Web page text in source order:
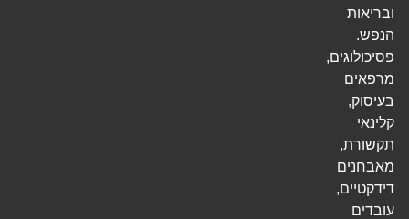
ובריאות
הנפש.
פסיכולוגים,
מרפאים
בעיסוק,
קלינאי
תקשורת,
מאבחנים
דידקטיים,
עובדים